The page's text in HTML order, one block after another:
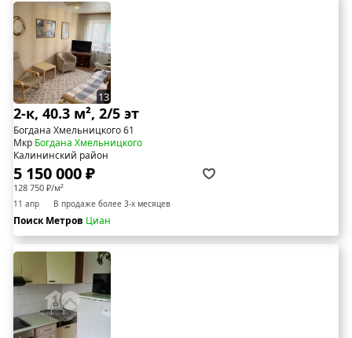
13
2-к, 40.3 м², 2/5 эт
Богдана Хмельницкого 61
Мкр Богдана Хмельницкого
Калининский район
5 150 000 ₽
128 750 ₽/м²
11 апр В продаже более 3-х месяцев
Поиск Метров Циан